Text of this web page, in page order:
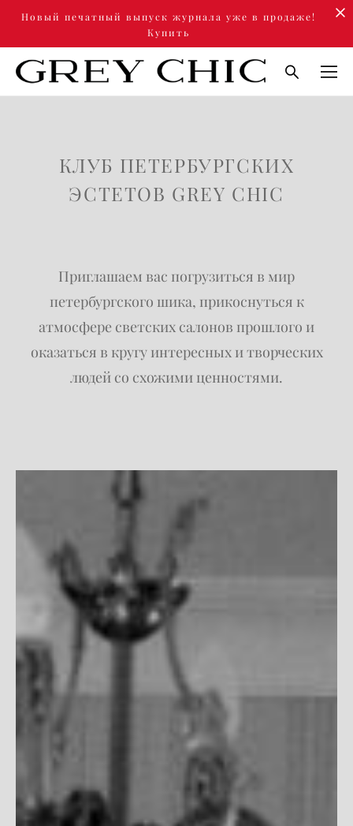
Новый печатный выпуск журнала уже в продаже!
Купить
КЛУБ ПЕТЕРБУРГСКИХ
ЭСТЕТОВ GREY CHIC
Приглашаем вас погрузиться в мир
петербургского шика, прикоснуться к
атмосфере светских салонов прошлого и
оказаться в кругу интересных и творческих
людей со схожими ценностями.